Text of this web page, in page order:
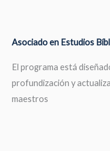
Asociado en Estudios
El programa está
profundización y
maestros